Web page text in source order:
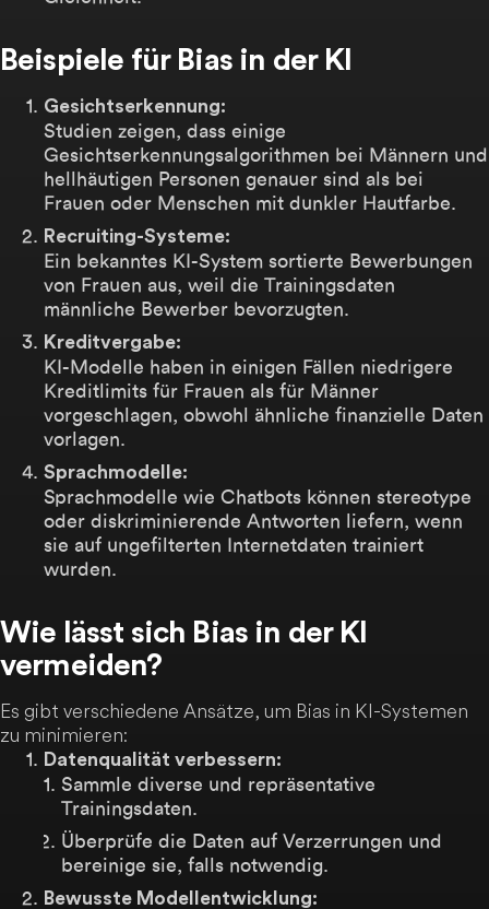
Beispiele für Bias in der KI
Gesichtserkennung:
Studien zeigen, dass einige
Gesichtserkennungsalgorithmen bei Männern und
hellhäutigen Personen genauer sind als bei
Frauen oder Menschen mit dunkler Hautfarbe.
Recruiting-Systeme:
Ein bekanntes KI-System sortierte Bewerbungen
von Frauen aus, weil die Trainingsdaten
männliche Bewerber bevorzugten.
Kreditvergabe:
KI-Modelle haben in einigen Fällen niedrigere
Kreditlimits für Frauen als für Männer
vorgeschlagen, obwohl ähnliche finanzielle Daten
vorlagen.
Sprachmodelle:
Sprachmodelle wie Chatbots können stereotype
oder diskriminierende Antworten liefern, wenn
sie auf ungefilterten Internetdaten trainiert
wurden.
Wie lässt sich Bias in der KI
vermeiden?
Es gibt verschiedene Ansätze, um Bias in KI-Systemen
zu minimieren:
Datenqualität verbessern:
Sammle diverse und repräsentative
Trainingsdaten.
Überprüfe die Daten auf Verzerrungen und
bereinige sie, falls notwendig.
Bewusste Modellentwicklung: